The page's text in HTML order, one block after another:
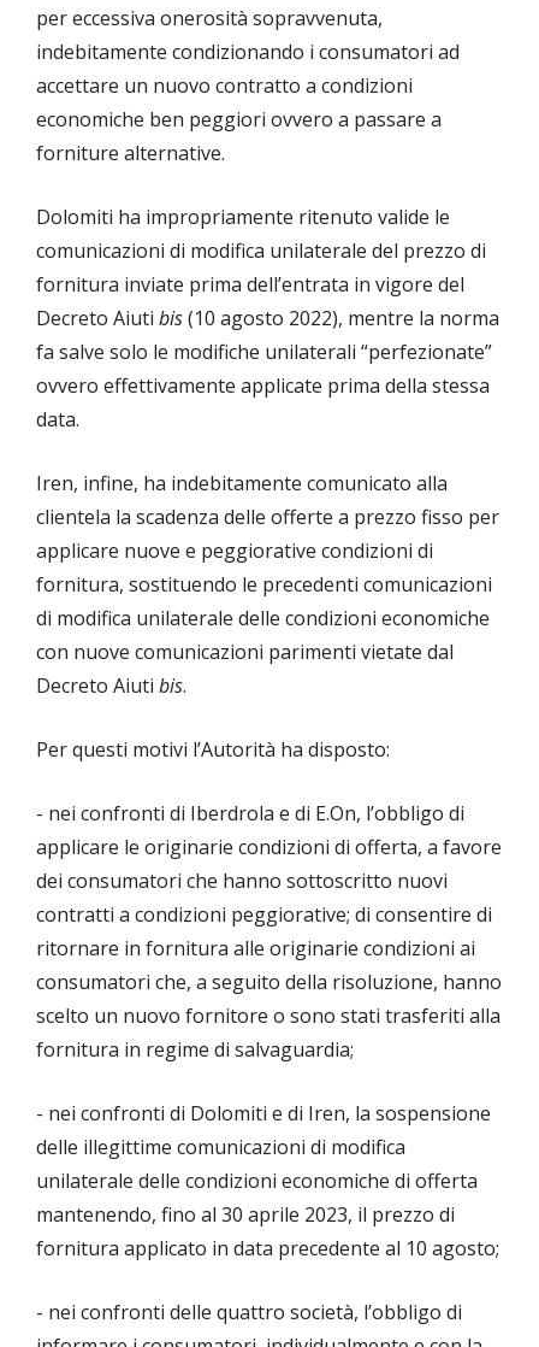
per eccessiva onerosità sopravvenuta,
indebitamente condizionando i consumatori ad
accettare un nuovo contratto a condizioni
economiche ben peggiori ovvero a passare a
forniture alternative.
Dolomiti ha impropriamente ritenuto valide le
comunicazioni di modifica unilaterale del prezzo di
fornitura inviate prima dell’entrata in vigore del
Decreto Aiuti bis(10 agosto 2022), mentre la norma
fa salve solo le modifiche unilaterali “perfezionate”
ovvero effettivamente applicate prima della stessa
data.
Iren, infine, ha indebitamente comunicato alla
clientela la scadenza delle offerte a prezzo fisso per
applicare nuove e peggiorative condizioni di
fornitura, sostituendo le precedenti comunicazioni
di modifica unilaterale delle condizioni economiche
con nuove comunicazioni parimenti vietate dal
Decreto Aiuti bis.
Per questi motivi l’Autorità ha disposto:
- nei confronti di Iberdrola e di E.On, l’obbligo di
applicare le originarie condizioni di offerta, a favore
dei consumatori che hanno sottoscritto nuovi
contratti a condizioni peggiorative; di consentire di
ritornare in fornitura alle originarie condizioni ai
consumatori che, a seguito della risoluzione, hanno
scelto un nuovo fornitore o sono stati trasferiti alla
fornitura in regime di salvaguardia;
- nei confronti di Dolomiti e di Iren, la sospensione
delle illegittime comunicazioni di modifica
unilaterale delle condizioni economiche di offerta
mantenendo, fino al 30 aprile 2023, il prezzo di
fornitura applicato in data precedente al 10 agosto;
- nei confronti delle quattro società, l’obbligo di